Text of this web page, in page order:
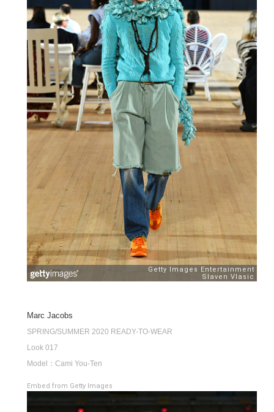
Marc Jacobs
SPRING/SUMMER 2020 READY-TO-WEAR
Look 017
Model：Cami You-Ten
Embed from Getty Images